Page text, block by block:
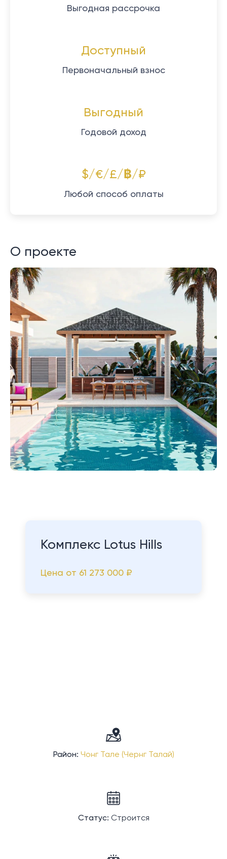
Выгодная рассрочка
Доступный
Первоначальный взнос
Выгодный
Годовой доход
$/€/£/฿/₽
Любой способ оплаты
О проекте
Комплекс Lotus Hills
Цена от 61 273 000 ₽
Район: Чонг Тале (Чернг Талай)
Статус: Строится